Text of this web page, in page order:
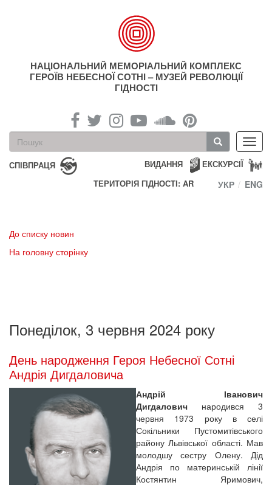
НАЦІОНАЛЬНИЙ МЕМОРІАЛЬНИЙ КОМПЛЕКС
ГЕРОЇВ НЕБЕСНОЇ СОТНІ – МУЗЕЙ РЕВОЛЮЦІЇ
ГІДНОСТІ
Пошукова
форма
Пошук
СПІВПРАЦЯ ЕКСКУРСІЇ
ВИДАННЯ
ТЕРИТОРІЯ ГІДНОСТІ: AR
УКР ENG
До списку новин
На головну сторінку
Понеділок, 3 червня 2024 року
День народження Героя Небесної Сотні
Андрія Дигдаловича
Андрій Іванович
Дигдалович народився 3
червня 1973 року в селі
Сокільники Пустомитівського
району Львівської області. Мав
молодшу сестру Олену. Дід
Андрія по материнській лінії
Костянтин Яримович,